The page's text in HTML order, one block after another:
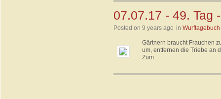
07.07.17 - 49. Tag
Posted on 9 years ago in
Gärtnern braucht Frauchen
um, entfernen die Triebe an
Zum...